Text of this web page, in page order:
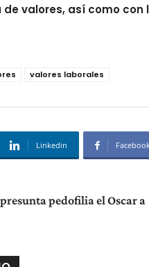
de valores, así como
valores laborales
Linkedin
pedofilia el Oscar a